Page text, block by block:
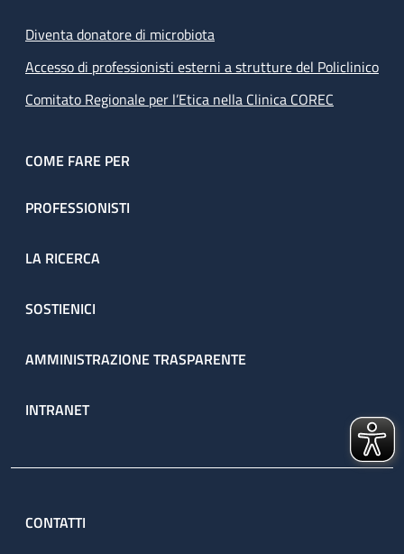
Diventa donatore di microbiota
Accesso di professionisti esterni a strutture del Policlinico
Comitato Regionale per l’Etica nella Clinica COREC
COME FARE PER
PROFESSIONISTI
LA RICERCA
SOSTIENICI
AMMINISTRAZIONE TRASPARENTE
INTRANET
CONTATTI